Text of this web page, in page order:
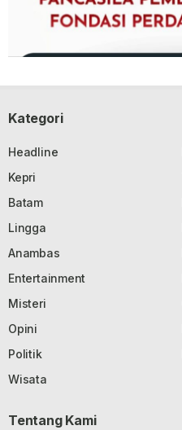
Kategori
Headline
Kepri
Batam
Lingga
Anambas
Entertainment
Misteri
Opini
Politik
Wisata
Tentang Kami